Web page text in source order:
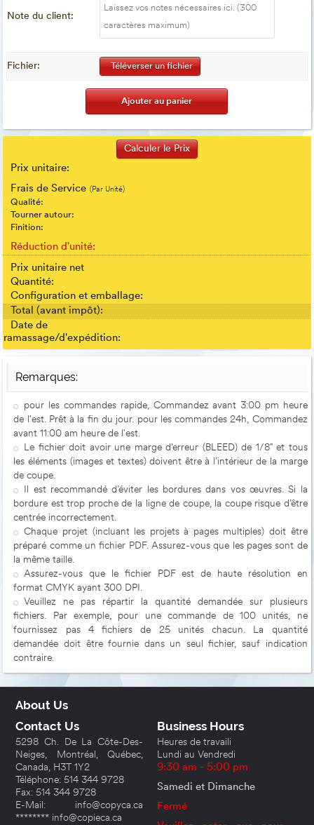
Note du client:
Fichier: Téléverser un fichier
Prix unitaire:
Frais de Service (Par Unité)
Qualité:
Tourner autour:
Finition:
Réduction d'unité:
Prix unitaire net
Quantité:
Configuration et emballage:
Total (avant impôt):
Date de
ramassage/d'expédition:
Remarques:
pour les commandes rapide, Commandez avant 3:00 pm heure
de l'est. Prêt à la fin du jour. pour les commandes 24h, Commandez
avant 11:00 am heure de l'est.
Le fichier doit avoir une marge d’erreur (BLEED) de 1/8" et tous
les éléments (images et textes) doivent être à l’intérieur de la marge
de coupe.
Il est recommandé d’éviter les bordures dans vos œuvres. Si la
bordure est trop proche de la ligne de coupe, la coupe risque d’être
centrée incorrectement.
Chaque projet (incluant les projets à pages multiples) doit être
préparé comme un fichier PDF. Assurez-vous que les pages sont de
la même taille.
Assurez-vous que le fichier PDF est de haute résolution en
format CMYK ayant 300 DPI.
Veuillez ne pas répartir la quantité demandée sur plusieurs
fichiers. Par exemple, pour une commande de 100 unités, ne
fournissez pas 4 fichiers de 25 unités chacun. La quantité
demandée doit être fournie dans un seul fichier, sauf indication
contraire.
About Us
Contact Us
5298 Ch. De La Côte-Des-
Neiges, Montréal, Québec,
Canada, H3T 1Y2
Téléphone: 514 344 9728
Fax: 514 344 9728
E-Mail: info@copyca.ca
******** info@copieca.ca
Business Hours
Heures de travaili
Lundi au Vendredi
9:30 am - 5:00 pm
Samedi et Dimanche
Fermé